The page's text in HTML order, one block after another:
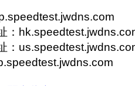
：
：